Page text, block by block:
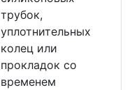
трубок,
уплотнительных
колец или
прокладок со
временем